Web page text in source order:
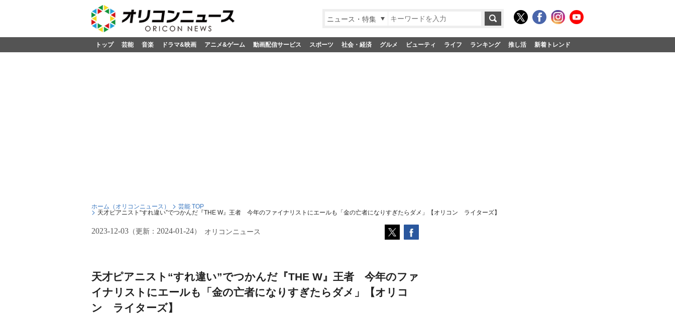
ニュース・特集
トップ 芸能 音楽 ドラマ&映画 アニメ&ゲーム 動画配信サービス スポーツ 社会・経済 グルメ ビューティ ライフ ランキング 推し活 新着トレンド
ホーム（オリコンニュース）
芸能 TOP
天才ピアニスト“すれ違い”でつかんだ『THE W』王者 今年のファイナリストにエールも「金の亡者になりすぎたらダメ」【オリコン ライターズ】
2023-12-03 （更新： 2024-01-24） オリコンニュース
天才ピアニスト“すれ違い”でつかんだ『THE W』王者 今年のファ
イナリストにエールも「金の亡者になりすぎたらダメ」【オリコ
ン ライターズ】